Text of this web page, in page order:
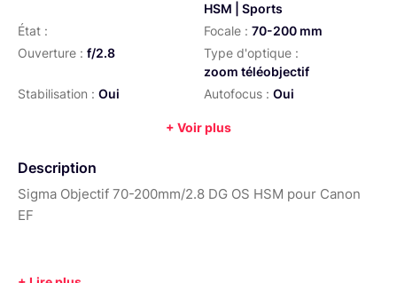
HSM | Sports
État :
Focale : 70-200 mm
Ouverture : f/2.8
Type d'optique :
zoom téléobjectif
Stabilisation : Oui Autofocus : Oui
+ Voir plus
Description
Sigma Objectif 70-200mm/2.8 DG OS HSM pour Canon
EF